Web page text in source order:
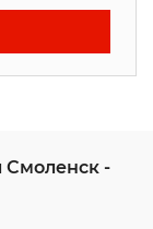
Смоленск -